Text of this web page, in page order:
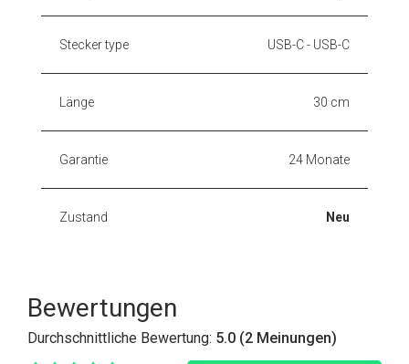
Stecker type USB-C - USB-C
Länge 30 cm
Garantie 24 Monate
Zustand Neu
Bewertungen
Durchschnittliche Bewertung: 5.0 (2 Meinungen)